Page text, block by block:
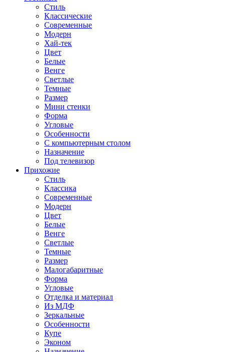
Стиль
Классические
Современные
Модерн
Хай-тек
Цвет
Белые
Венге
Светлые
Темные
Размер
Мини стенки
Форма
Угловые
Особенности
С компьютерным столом
Назначение
Под телевизор
Прихожие
Стиль
Классика
Современные
Модерн
Цвет
Белые
Венге
Светлые
Темные
Размер
Малогабаритные
Форма
Угловые
Отделка и материал
Из МДФ
Зеркальные
Особенности
Купе
Эконом